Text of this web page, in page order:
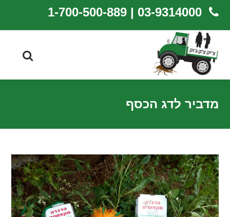
03-9314000 | 1-700-500-889
מדביר לדג הכסף